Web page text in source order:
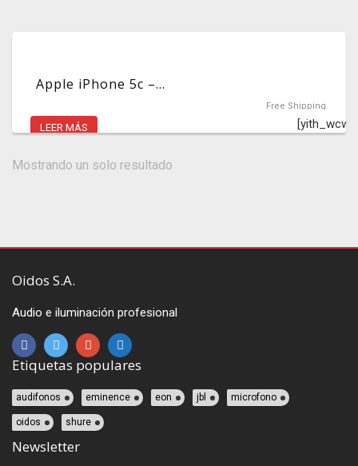
Apple iPhone 5c –...
Free Shipping
LEER MÁS
Mostrando un solo resultado
Oidos S.A.
Audio e iluminación profesional
Etiquetas populares
audifonos eminence eon jbl microfono
oidos shure
Newsletter